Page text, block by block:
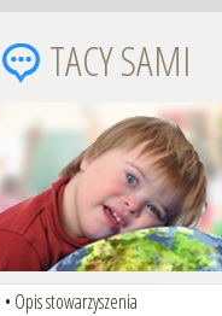
TACY SAMI
Opis stowarzyszenia